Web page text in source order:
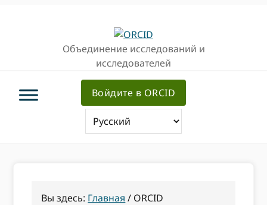
Объединение исследований и
исследователей
Войдите в ORCID
Вы здесь: Главная / ORCID